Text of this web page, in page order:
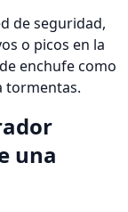
de seguridad,
o picos en la
enchufe como
tormentas.
una